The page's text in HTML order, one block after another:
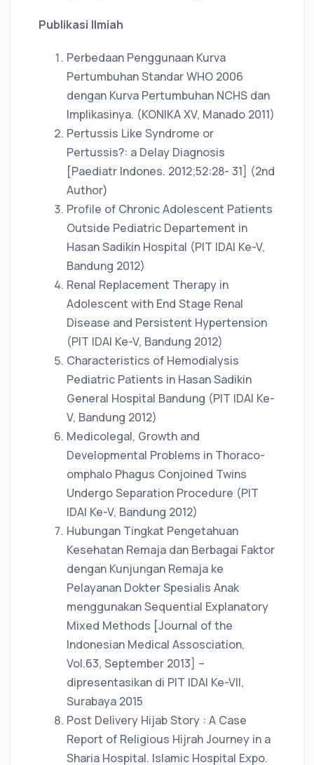
Publikasi Ilmiah
Perbedaan Penggunaan Kurva
Pertumbuhan Standar WHO 2006
dengan Kurva Pertumbuhan NCHS dan
Implikasinya. (KONIKA XV, Manado 2011)
Pertussis Like Syndrome or
Pertussis?: a Delay Diagnosis
[Paediatr Indones. 2012;52:28- 31] (2nd
Author)
Profile of Chronic Adolescent Patients
Outside Pediatric Departement in
Hasan Sadikin Hospital (PIT IDAI Ke-V,
Bandung 2012)
Renal Replacement Therapy in
Adolescent with End Stage Renal
Disease and Persistent Hypertension
(PIT IDAI Ke-V, Bandung 2012)
Characteristics of Hemodialysis
Pediatric Patients in Hasan Sadikin
General Hospital Bandung (PIT IDAI Ke-
V, Bandung 2012)
Medicolegal, Growth and
Developmental Problems in Thoraco-
omphalo Phagus Conjoined Twins
Undergo Separation Procedure (PIT
IDAI Ke-V, Bandung 2012)
Hubungan Tingkat Pengetahuan
Kesehatan Remaja dan Berbagai Faktor
dengan Kunjungan Remaja ke
Pelayanan Dokter Spesialis Anak
menggunakan Sequential Explanatory
Mixed Methods [Journal of the
Indonesian Medical Assosciation,
Vol.63, September 2013] –
dipresentasikan di PIT IDAI Ke-VII,
Surabaya 2015
Post Delivery Hijab Story : A Case
Report of Religious Hijrah Journey in a
Sharia Hospital. Islamic Hospital Expo.